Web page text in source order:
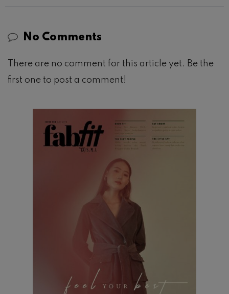
No Comments
There are no comment for this article yet. Be the
first one to post a comment!